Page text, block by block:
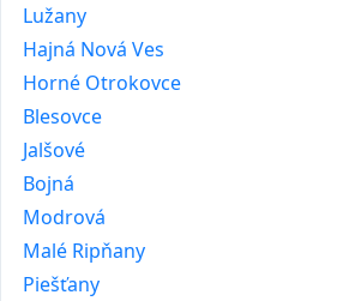
Lužany
Hajná Nová Ves
Horné Otrokovce
Blesovce
Jalšové
Bojná
Modrová
Malé Ripňany
Piešťany